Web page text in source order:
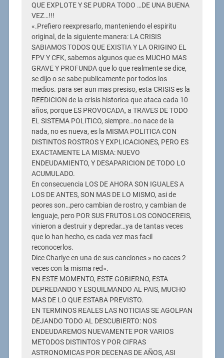
QUE EXPLOTE Y SE PUDRA TODO …DE UNA BUENA
VEZ…!!!
«.Prefiero reexpresarlo, manteniendo el espiritu
original, de la siguiente manera: LA CRISIS
SABIAMOS TODOS QUE EXISTIA Y LA ORIGINO EL
FPV Y CFK, sabemos algunos que es MUCHO MAS
GRAVE Y PROFUNDA que lo que realmente se dice,
se dijo o se sabe publicamente por todos los
medios. para ser aun mas presiso, esta CRISIS es la
REEDICION de la crisis historica que ataca cada 10
años, porque ES PROVOCADA, a TRAVES DE TODO
EL SISTEMA POLITICO, siempre…no nace de la
nada, no es nueva, es la MISMA POLITICA CON
DISTINTOS ROSTROS Y EXPLICACIONES, PERO ES
EXACTAMENTE LA MISMA: NUEVO
ENDEUDAMIENTO, Y DESAPARICION DE TODO LO
ACUMULADO.
En consecuencia LOS DE AHORA SON IGUALES A
LOS DE ANTES, SON MAS DE LO MISMO, asi de
peores son…pero cambian de rostro, y cambian de
lenguaje, pero POR SUS FRUTOS LOS CONOCEREIS,
vinieron a destruir y depredar…ya de tantas veces
que lo han hecho, es cada vez mas facil
reconocerlos.
Dice Charlye en una de sus canciones » no caces 2
veces con la misma red».
EN ESTE MOMENTO, ESTE GOBIERNO, ESTA
DEPREDANDO Y ESQUILMANDO AL PAIS, MUCHO
MAS DE LO QUE ESTABA PREVISTO.
EN TERMINOS REALES LAS NOTICIAS SE AGOLPAN
DEJANDO TODO AL DESCUBIERTO: NOS
ENDEUDAREMOS NUEVAMENTE POR VARIOS
METODOS DISTINTOS Y POR CIFRAS
ASTRONOMICAS POR DECENAS DE AÑOS, ASI